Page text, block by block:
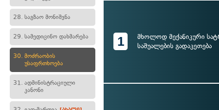
28. საგზაო მონიშვნა
29. სამედიცინო დახმარება
30. მოძრაობის
უსაფრთხოება
31. ადმინისტრაციული
კანონი
1
მხოლოდ მექანიკური
საშუალების გადაკეთება